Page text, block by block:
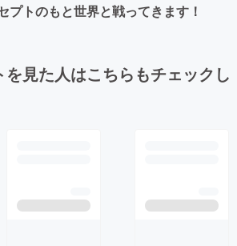
プトのもと世界と戦ってきます！
見た人はこちらもチェックし